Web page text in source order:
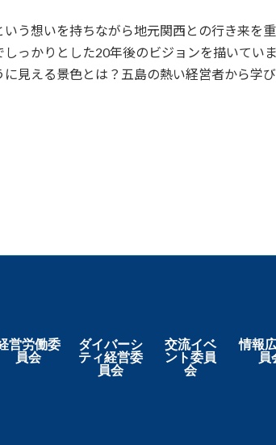
う想いを持ちながら地元関西との行き来を
っかりとした20年後のビジョンを描いていま
見える景色とは？五島の熱い経営者から学び
営労働委
員会
ダイバーシ
ティ経営委
員会
交流イベ
ント委員
会
情報
員